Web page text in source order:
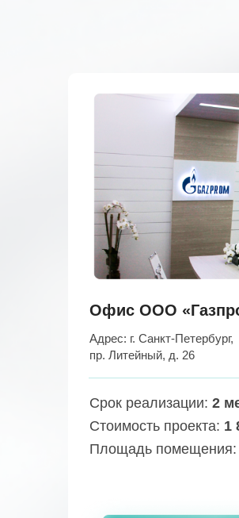
Офис ООО
Адрес: г. Санкт-Петербург,
пр. Литейный, д. 26
Срок реализации: 2
Стоимость проекта: 1
Площадь помещения: